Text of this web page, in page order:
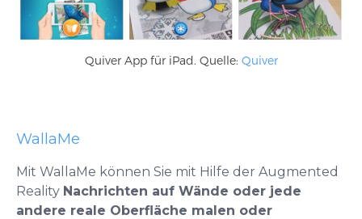
Quiver App für iPad. Quelle: Quiver
WallaMe
Mit WallaMe können Sie mit Hilfe der Augmented
Reality Nachrichten auf Wände oder jede
andere reale Oberfläche malen oder